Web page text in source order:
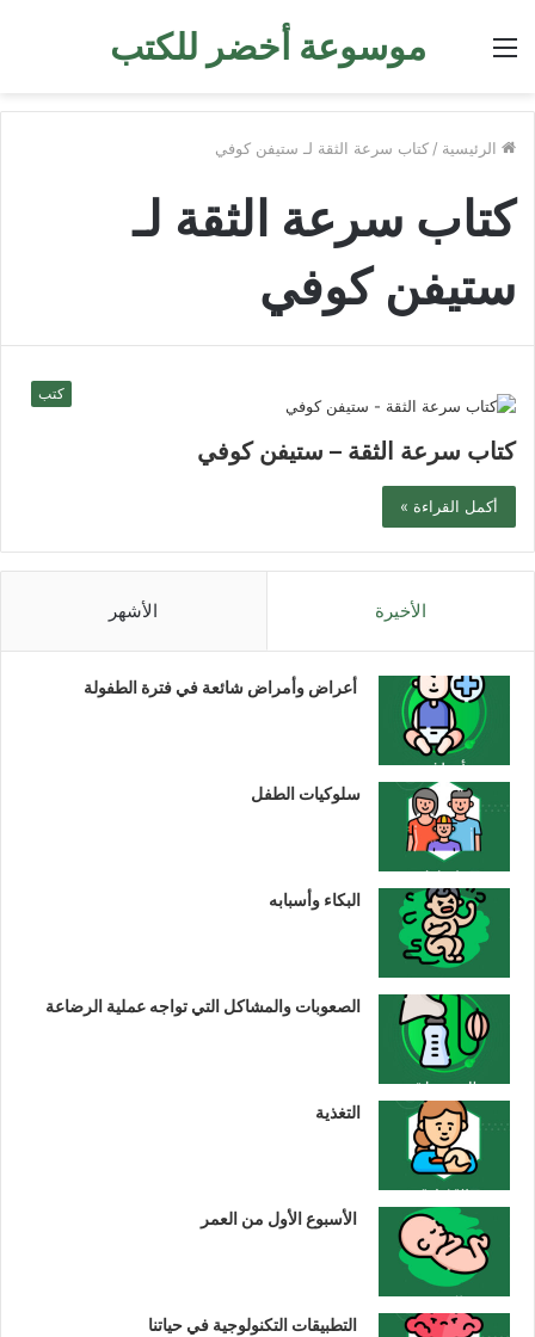
موسوعة أخضر للكتب القائمة
الرئيسية / كتاب سرعة الثقة لـ ستيفن كوفي
كتاب سرعة الثقة لـ
ستيفن كوفي
كتب
كتاب سرعة الثقة – ستيفن كوفي
أكمل القراءة »
الأخيرة الأشهر
أعراض وأمراض شائعة في فترة الطفولة
سلوكيات الطفل
البكاء وأسبابه
الصعوبات والمشاكل التي تواجه عملية الرضاعة
التغذية
الأسبوع الأول من العمر
التطبيقات التكنولوجية في حياتنا